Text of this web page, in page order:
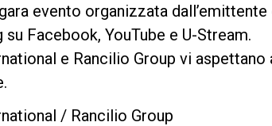
evento organizzata
su Facebook, YouTube e U-Stream.
e Rancilio Group vi aspettano
/ Rancilio Group